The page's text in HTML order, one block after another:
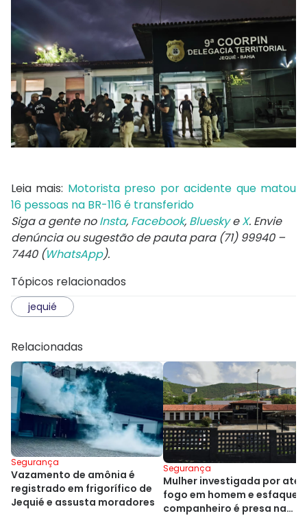
Leia mais: Motorista preso por acidente que matou
16 pessoas na BR-116 é transferido
Siga a gente noInsta, Facebook, BlueskyeX. Envie
denúncia ou sugestão de pauta para (71) 99940 –
7440 (WhatsApp).
Tópicos relacionados
jequié
Relacionadas
Segurança
Vazamento de amônia é
registrado em frigorífico de
Jequié e assusta moradores
Segurança
Mulher investigada por
fogo em homem e
companheiro é presa na